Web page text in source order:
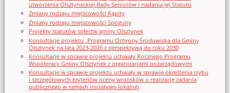
utworzenia Olsztyneckiej Rady Seniorów i nadania jej Statutu
Zmiany rodzaju miejscowości Kąpity
Zmiany rodzaju miejscowości Spoguny
Projekty statutów sołectw gminy Olsztynek
Konsultacje projektu „Programu Ochrony Środowiska dla Gminy
Olsztynek na lata 2023-2026 z perspektywą do roku 2030
Konsultacje w sprawie projektu uchwały Rocznego Programu
Współpracy Gminy Olsztynek z organizacjami pozarządowymi
Konsultacje w sprawie projektu uchwały w sprawie określenia trybu
i szczegółowych kryteriów oceny wniosków o realizację zadania
publicznego w ramach inicjatywy lokalnej